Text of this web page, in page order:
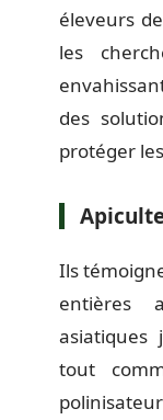
éleveurs
les
des
protéger
Ils
entières
asiatiques
tout